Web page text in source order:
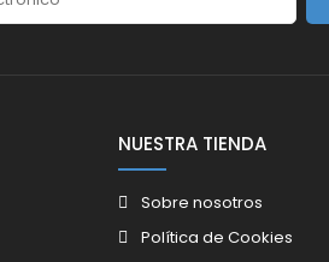
NUESTRA TIENDA
Sobre nosotros
Política de Cookies